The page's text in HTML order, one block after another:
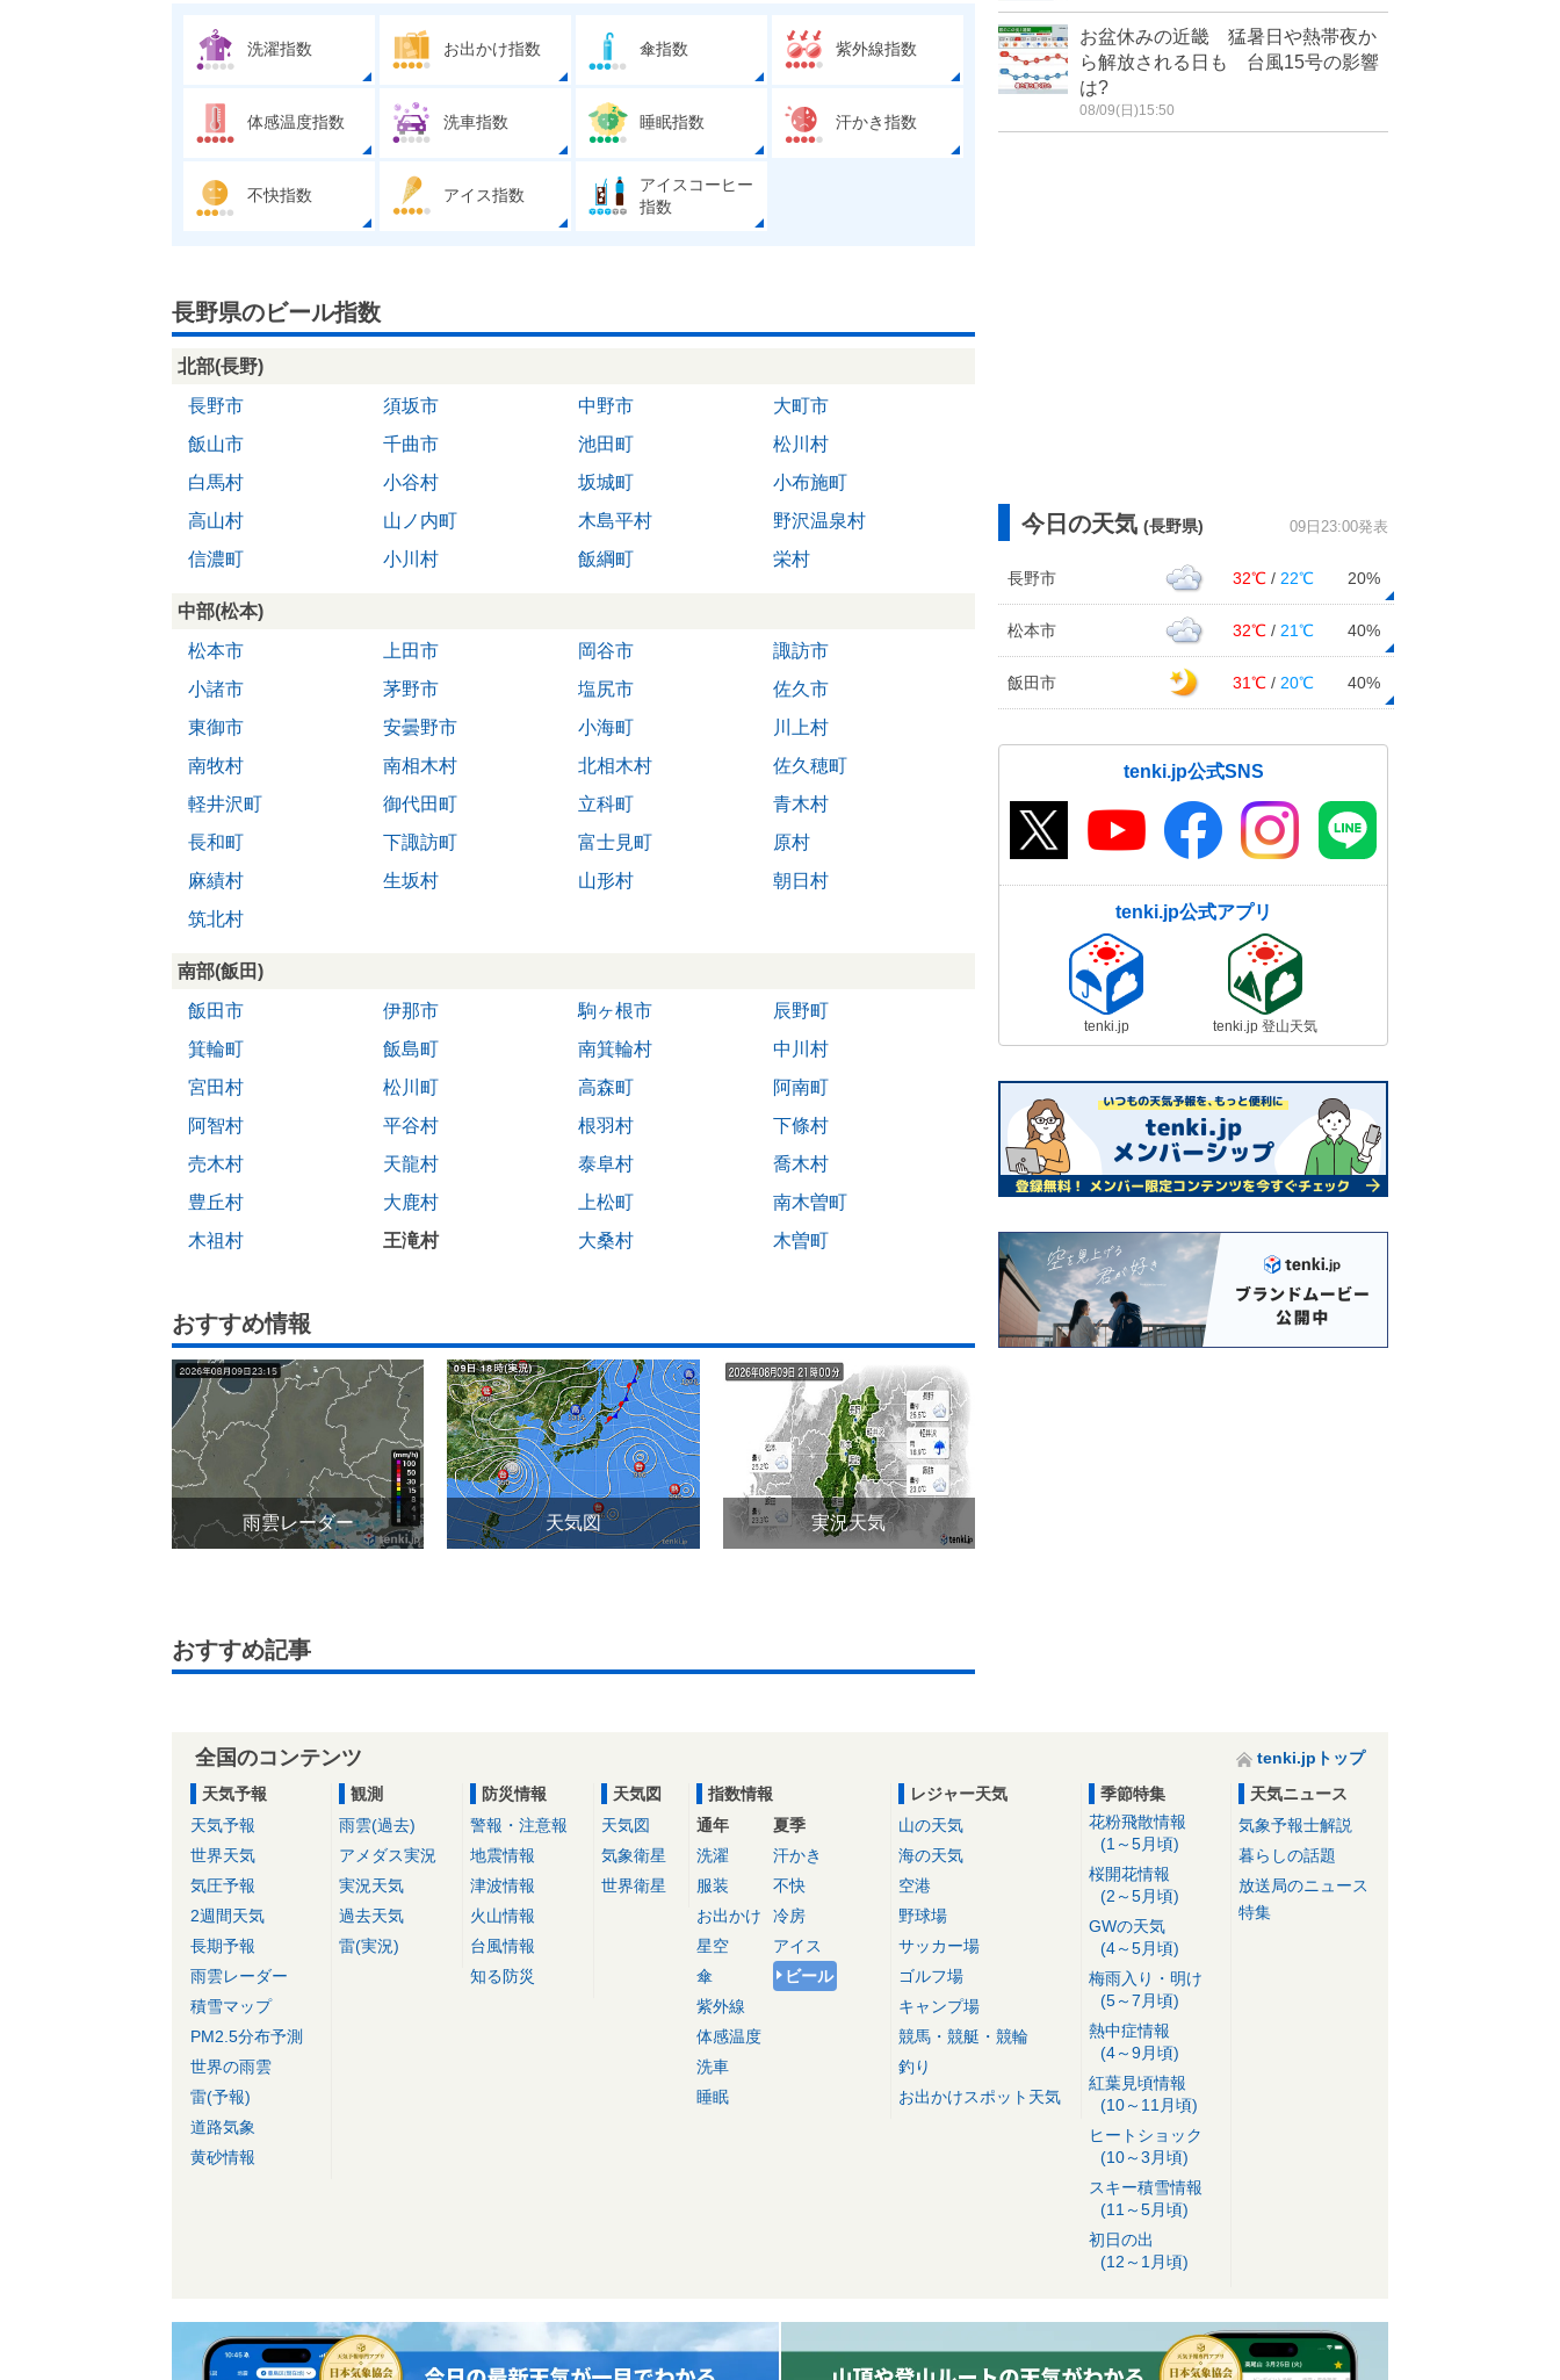
洗濯指数 お出かけ指数 傘指数 紫外線指数
体感温度指数 洗車指数 睡眠指数 汗かき指数
不快指数 アイス指数
アイスコーヒー
指数
長野県のビール指数
北部(長野)
長野市
須坂市 中野市
大町市
飯山市
千曲市 池田町
松川村
白馬村
小谷村 坂城町
小布施町
高山村
山ノ内町 木島平村
野沢温泉村
信濃町
小川村 飯綱町 栄村
中部(松本)
松本市
上田市 岡谷市
諏訪市
小諸市
茅野市 塩尻市
佐久市
東御市
安曇野市 小海町
川上村
南牧村
南相木村 北相木村
佐久穂町
軽井沢町
御代田町 立科町
青木村
長和町
下諏訪町 富士見町
原村
麻績村
生坂村 山形村
朝日村
筑北村
南部(飯田)
飯田市
伊那市 駒ヶ根市
辰野町
箕輪町
飯島町 南箕輪村
中川村
宮田村
松川町 高森町
阿南町
阿智村
平谷村 根羽村
下條村
売木村
天龍村 泰阜村
喬木村
豊丘村
大鹿村 上松町
南木曽町
木祖村
王滝村 大桑村 木曽町
おすすめ情報
雨雲レーダー 天気図 実況天気
おすすめ記事
お盆休みの近畿 猛暑日や熱帯夜か
ら解放される日も 台風15号の影響
は?
08/09(日)15:50
今日の天気 (長野県) 09日23:00発表
長野市 32℃ / 22℃ 20%
松本市 32℃ / 21℃ 40%
飯田市 31℃ / 20℃ 40%
tenki.jp公式SNS
tenki.jp公式アプリ
tenki.jp tenki.jp 登山天気
全国のコンテンツ
tenki.jpトップ
天気予報
天気予報
世界天気
気圧予報
2週間天気
長期予報
雨雲レーダー
積雪マップ
PM2.5分布予測
世界の雨雲
雷(予報)
道路気象
黄砂情報
観測
雨雲(過去)
アメダス実況
実況天気
過去天気
雷(実況)
防災情報
警報・注意報
地震情報
津波情報
火山情報
台風情報
知る防災
天気図
天気図
気象衛星
世界衛星
指数情報
通年
洗濯
服装
お出かけ
星空
傘
紫外線
体感温度
洗車
睡眠
夏季
汗かき
不快
冷房
アイス
ビール
レジャー天気
山の天気
海の天気
空港
野球場
サッカー場
ゴルフ場
キャンプ場
競馬・競艇・競輪
釣り
お出かけスポット天気
季節特集
花粉飛散情報
(1～5月頃)
桜開花情報
(2～5月頃)
GWの天気
(4～5月頃)
梅雨入り・明け
(5～7月頃)
熱中症情報
(4～9月頃)
紅葉見頃情報
(10～11月頃)
ヒートショック
(10～3月頃)
スキー積雪情報
(11～5月頃)
初日の出
(12～1月頃)
天気ニュース
気象予報士解説
暮らしの話題
放送局のニュース
特集